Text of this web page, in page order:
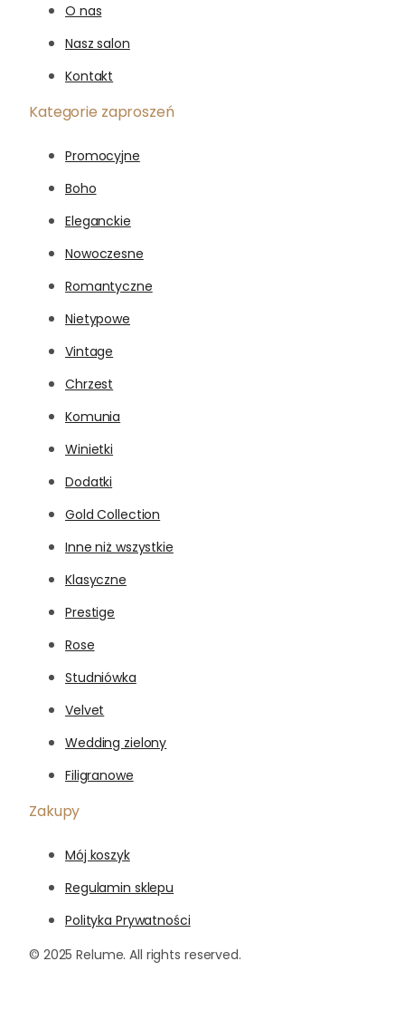
O nas
Nasz salon
Kontakt
Kategorie zaproszeń
Promocyjne
Boho
Eleganckie
Nowoczesne
Romantyczne
Nietypowe
Vintage
Chrzest
Komunia
Winietki
Dodatki
Gold Collection
Inne niż wszystkie
Klasyczne
Prestige
Rose
Studniówka
Velvet
Wedding zielony
Filigranowe
Zakupy
Mój koszyk
Regulamin sklepu
Polityka Prywatności
© 2025 Relume. All rights reserved.